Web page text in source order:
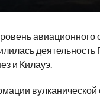
деятельность
и Килауэ.
вулканической